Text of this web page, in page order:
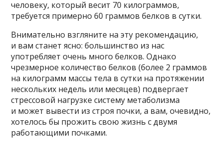
человеку, который весит 70 килограммов,
требуется примерно 60 граммов белков в сутки.
Внимательно взгляните на эту рекомендацию,
и вам станет ясно: большинство из нас
употребляет очень много белков. Однако
чрезмерное количество белков (более 2 граммов
на килограмм массы тела в сутки на протяжении
нескольких недель или месяцев) подвергает
стрессовой нагрузке систему метаболизма
и может вывести из строя почки, а вам, очевидно,
хотелось бы прожить свою жизнь с двумя
работающими почками.